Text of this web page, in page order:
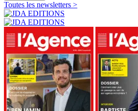
Toutes les newsletters >